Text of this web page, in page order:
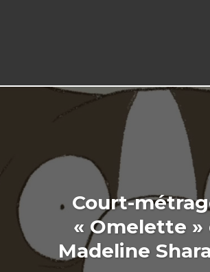
Court-
« Omelette »
Madeline